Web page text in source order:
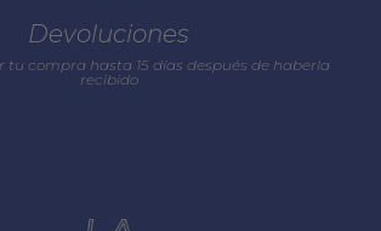
Devoluciones
tu compra hasta 15 días después de haberla
recibido